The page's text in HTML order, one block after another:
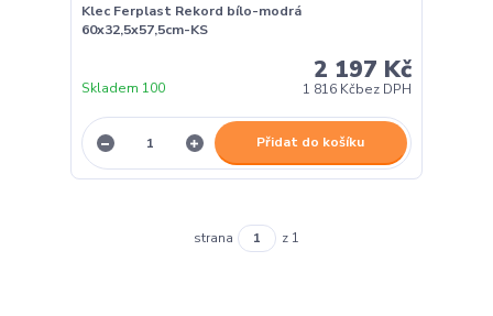
Klec Ferplast Rekord bílo-modrá
60x32,5x57,5cm-KS
2 197 Kč
1 816 Kčbez DPH
Skladem 100
Přidat do košíku
strana z 1